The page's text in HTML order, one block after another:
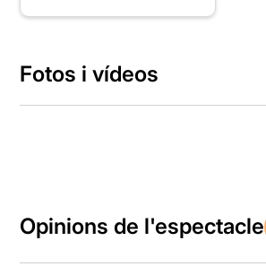
Fotos i vídeos
Opinions de l'espectacle